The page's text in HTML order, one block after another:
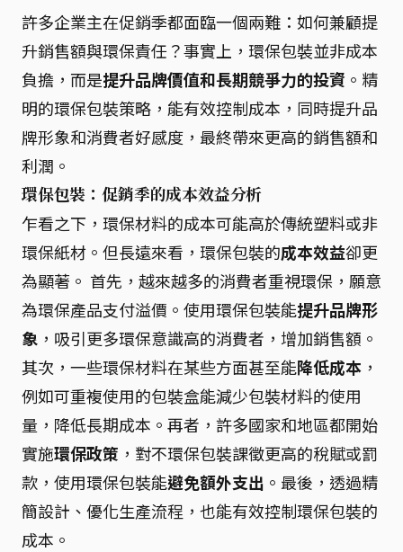
許多企業主在促銷季都面臨一個兩難：如何兼顧提
升銷售額與環保責任？事實上，環保包裝並非成本
負擔，而是提升品牌價值和長期競爭力的投資 。精
明的環保包裝策略，能有效控制成本，同時提升品
牌形象和消費者好感度，最終帶來更高的銷售額和
利潤。
環保包裝：促銷季的成本效益分析
乍看之下，環保材料的成本可能高於傳統塑料或非
環保紙材。但長遠來看，環保包裝的成本效益卻更
為顯著。 首先，越來越多的消費者重視環保，願意
為環保產品支付溢價。使用環保包裝能提升品牌形
象 ，吸引更多環保意識高的消費者，增加銷售額。
其次，一些環保材料在某些方面甚至能降低成本 ，
例如可重複使用的包裝盒能減少包裝材料的使用
量，降低長期成本。再者，許多國家和地區都開始
實施環保政策 ，對不環保包裝課徵更高的稅賦或罰
款，使用環保包裝能避免額外支出 。最後，透過精
簡設計、優化生產流程，也能有效控制環保包裝的
成本。